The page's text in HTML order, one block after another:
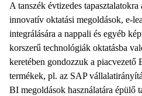
A tanszék évtizedes
innovatív oktatási megoldások, e-
integrálására a nappali és egyéb
korszerű technológiák oktatásba
keretében gondozzuk a piacvezető
termékek, pl. az SAP
BI megoldások használatára épülő